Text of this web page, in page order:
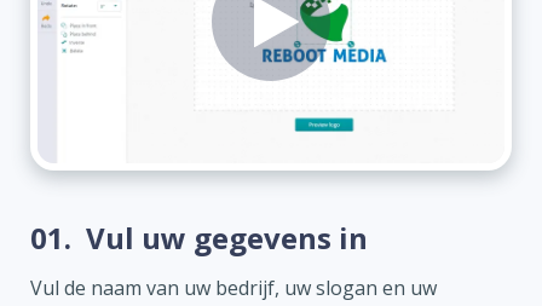
01. Vul uw gegevens in
Vul de naam van uw bedrijf, uw slogan en uw